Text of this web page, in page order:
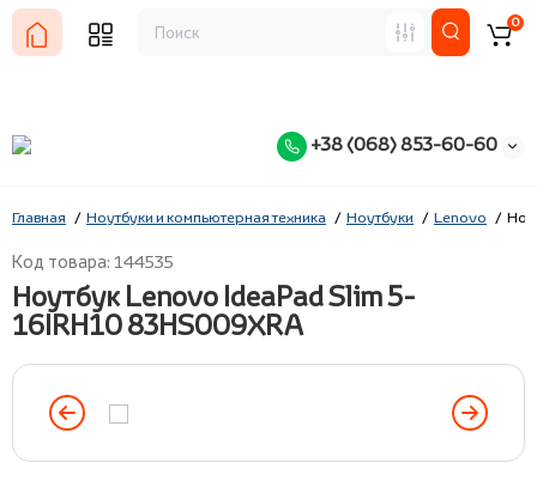
+38 (068) 853-60-60
0
Главная Ноутбуки и компьютерная техника Ноутбуки Lenovo
Код товара: 144535
Ноутбук Lenovo IdeaPad Slim 5-
16IRH10 83HS009XRA